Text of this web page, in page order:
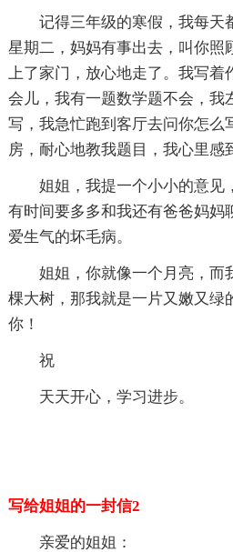
记得三年级的寒假，我每天
星期二，妈妈有事出去，叫你照
上了家门，放心地走了。我写
会儿，我有一题数学题不会，我
写，我急忙跑到客厅去问你怎么
房，耐心地教我题目，我心里感
姐姐，我提一个小小的意见
有时间要多多和我还有爸爸妈妈
爱生气的坏毛病。
姐姐，你就像一个月亮，而
棵大树，那我就是一片又嫩又绿
你！
祝
天天开心，学习进步。
写给姐姐的一封信2
亲爱的姐姐：